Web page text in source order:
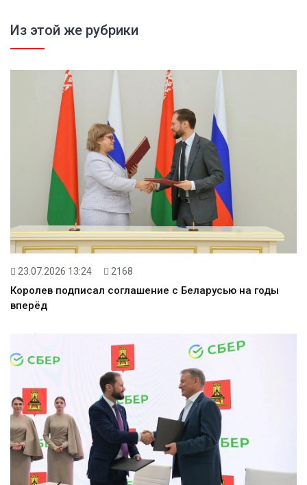
Из этой же рубрики
23.07.2026 13:24 2168
Королев подписал соглашение с Беларусью на годы
вперёд